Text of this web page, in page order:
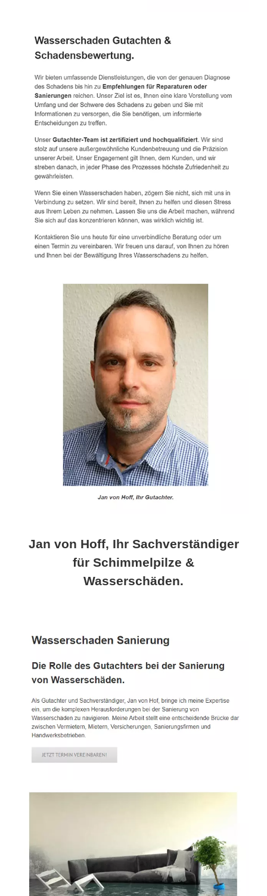
Jan von Hoff, Ihr Sachverständiger
für Schimmelpilze &
Wasserschäden.